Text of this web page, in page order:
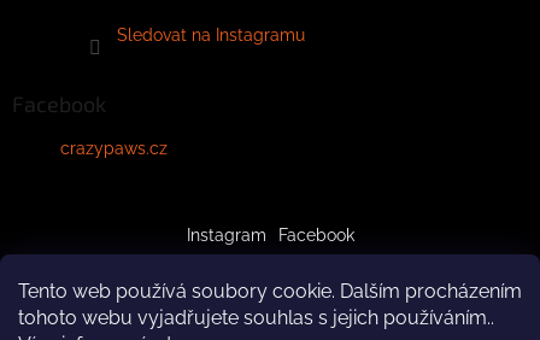
Tento web používá soubory cookie. Dalším procházením
tohoto webu vyjadřujete souhlas s jejich používáním..
Sledovat na Instagramu
Facebook
crazypaws.cz
Instagram Facebook